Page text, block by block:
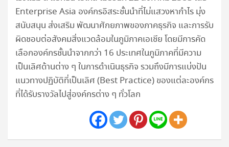
Enterprise Asia องค์กรอิสระชั้นนำที่ไม่แสวงหากำไร มุ่ง
สนับสนุน ส่งเสริม พัฒนาศักยภาพของภาคธุรกิจ และการรับ
ผิดชอบต่อสังคมสิ่งแวดล้อมในภูมิภาคเอเชีย โดยมีการคัด
เลือกองค์กรชั้นนำจากกว่า 16 ประเทศในภูมิภาคที่มีความ
เป็นเลิศด้านต่าง ๆ ในการดำเนินธุรกิจ รวมถึงมีการแบ่งปัน
แนวทางปฏิบัติที่เป็นเลิศ (Best Practice) ของแต่ละองค์กร
ที่ได้รับรางวัลไปสู่องค์กรต่าง ๆ ทั่วโลก